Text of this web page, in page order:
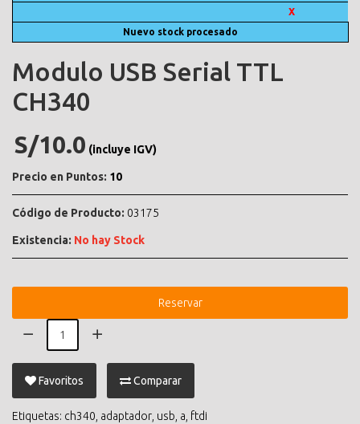
X
Nuevo stock procesado
Modulo USB Serial TTL
CH340
S/10.0 (incluye IGV)
Precio en Puntos: 10
Código de Producto: 03175
Existencia: No hay Stock
Reservar
Favoritos Comparar
Etiquetas: ch340 adaptador usb a ftdi